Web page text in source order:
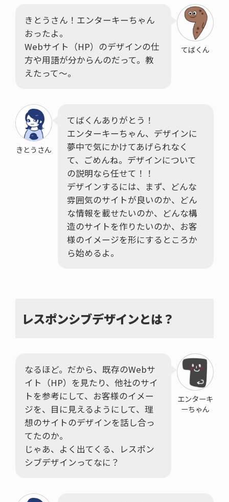
きとうさん！エンターキーちゃん
おったよ。
Webサイト（HP）のデザインの仕
方や用語が分からんのだって。教
えたって～。
てばくん
きとうさん
てばくんありがとう！
エンターキーちゃん、デザインに
夢中で気にかけてあげられなく
て、ごめんね。デザインについて
の説明なら任せて！！
デザインするには、まず、どんな
雰囲気のサイトが良いのか、どん
な情報を載せたいのか、どんな構
造のサイトを作りたいのか、お客
様のイメージを形にするところか
ら始めるよ。
レスポンシブデザインとは？
なるほど。だから、既存のWebサ
イト（HP）を見たり、他社のサイ
トを参考にして、お客様のイメー
ジを、目に見えるようにして、理
想のサイトのデザインを話し合っ
てたのか。
じゃあ、よく出てくる、レスポン
シブデザインってなに？
エンターキ
ーちゃん